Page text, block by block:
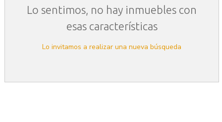
Lo sentimos, no hay inmuebles con
esas características
Lo invitamos a realizar una nueva búsqueda